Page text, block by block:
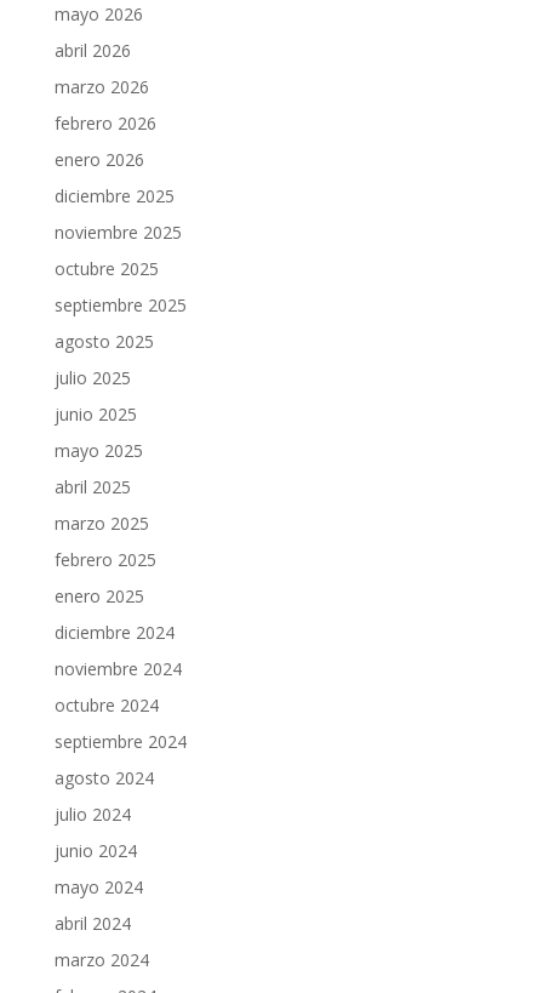
mayo 2026
abril 2026
marzo 2026
febrero 2026
enero 2026
diciembre 2025
noviembre 2025
octubre 2025
septiembre 2025
agosto 2025
julio 2025
junio 2025
mayo 2025
abril 2025
marzo 2025
febrero 2025
enero 2025
diciembre 2024
noviembre 2024
octubre 2024
septiembre 2024
agosto 2024
julio 2024
junio 2024
mayo 2024
abril 2024
marzo 2024